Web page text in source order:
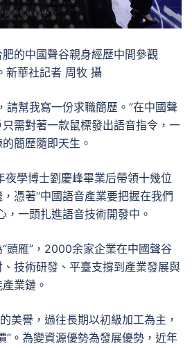
的中國聲谷親身經歷中間參觀
新華社記者 周牧 攝
請幫我寫一份求職簡歷。”在中國聲
需對著一款鼠標發出語音指令，一
簡歷隨即天生。
學博士劉慶峰畢業后帶領十幾位
憑著“中國語音產業要把握在我們
，一頭扎進語音技術開發中。
頭雁”，2000余家企業在中國聲谷
技術研發、平臺支撐到產業發展與
業鏈。
美譽，過往長期以初級加工為主，
”。為變資源優勢為發展優勢，近年